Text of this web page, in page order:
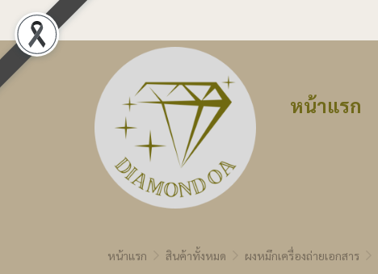
หน้าแรก
หน้าแรก สินค้าทั้งหมด ผงหมึกเครื่องถ่ายเอกสาร